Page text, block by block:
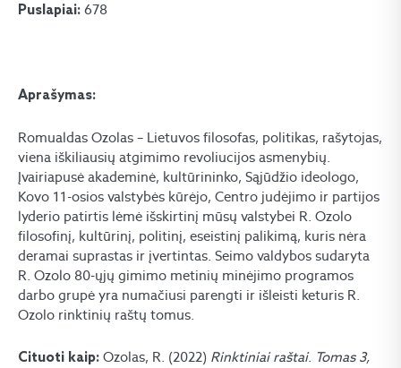
Puslapiai: 678
Aprašymas:
Romualdas Ozolas – Lietuvos filosofas, politikas, rašytojas,
viena iškiliausių atgimimo revoliucijos asmenybių.
Įvairiapusė akademinė, kultūrininko, Sąjūdžio ideologo,
Kovo 11-osios valstybės kūrėjo, Centro judėjimo ir partijos
lyderio patirtis lėmė išskirtinį mūsų valstybei R. Ozolo
filosofinį, kultūrinį, politinį, eseistinį palikimą, kuris nėra
deramai suprastas ir įvertintas. Seimo valdybos sudaryta
R. Ozolo 80-ųjų gimimo metinių minėjimo programos
darbo grupė yra numačiusi parengti ir išleisti keturis R.
Ozolo rinktinių raštų tomus.
Cituoti kaip: Ozolas, R. (2022) Rinktiniai raštai. Tomas 3,